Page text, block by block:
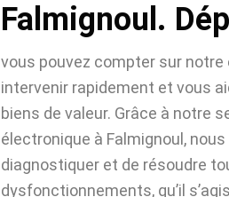
Falmignoul.
vous pouvez compter sur
intervenir rapidement et vous
biens de valeur. Grâce à notre
électronique à Falmignoul,
diagnostiquer et de résoudre
dysfonctionnements, qu’il